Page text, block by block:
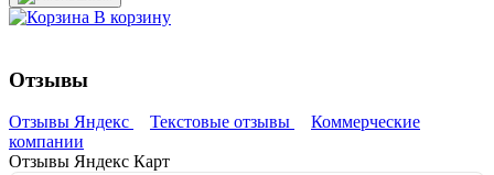
В корзину
Отзывы
Отзывы Яндекс Текстовые отзывы
Коммерческие
компании
Отзывы Яндекс Карт